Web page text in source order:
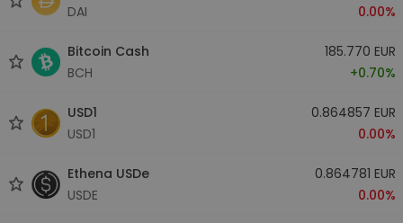
DAI
0.00%
Bitcoin Cash
BCH
185.770 EUR
+0.70%
USD1
USD1
0.864857 EUR
0.00%
Ethena USDe
USDE
0.864781 EUR
0.00%